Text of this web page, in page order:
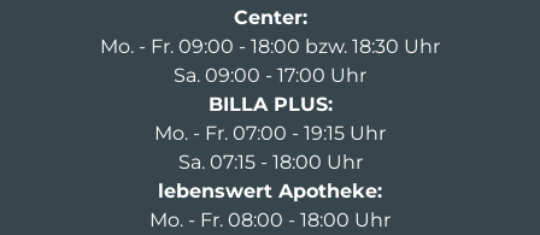
Center:
Mo. - Fr. 09:00 - 18:00 bzw. 18:30 Uhr
Sa. 09:00 - 17:00 Uhr
BILLA PLUS:
Mo. - Fr. 07:00 - 19:15 Uhr
Sa. 07:15 - 18:00 Uhr
lebenswert Apotheke:
Mo. - Fr. 08:00 - 18:00 Uhr